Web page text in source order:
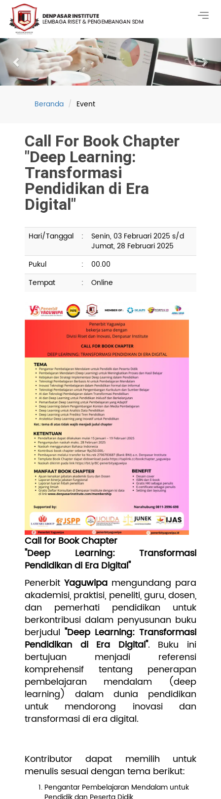
Pengembangan SDM
Previous
Beranda Event
Call For Book Chapter
"Deep Learning:
Transformasi
Pendidikan di Era
Digital"
Hari/Tanggal :
Senin, 03 Februari 2025 s/d
Jumat, 28 Februari 2025
Pukul
:
00.00
Tempat
: Online
Call for Book Chapter
"Deep Learning: Transformasi
Pendidikan di Era Digital"
Penerbit Yaguwipa mengundang para
akademisi, praktisi, peneliti, guru, dosen,
dan pemerhati pendidikan untuk
berkontribusi dalam penyusunan buku
berjudul "Deep Learning: Transformasi
Pendidikan di Era Digital". Buku ini
bertujuan menjadi referensi
komprehensif tentang penerapan
pembelajaran mendalam (deep
learning) dalam dunia pendidikan
untuk mendorong inovasi dan
transformasi di era digital.
Kontributor dapat memilih untuk
menulis sesuai dengan tema berikut:
Pengantar Pembelajaran Mendalam untuk